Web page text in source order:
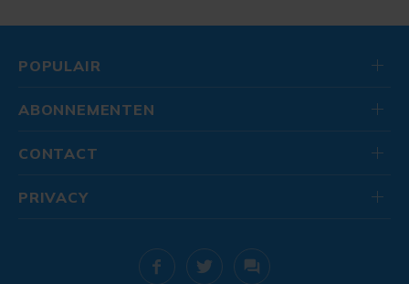
POPULAIR
ABONNEMENTEN
CONTACT
PRIVACY